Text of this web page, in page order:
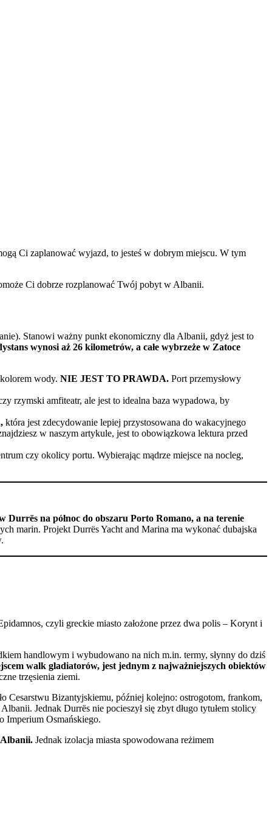
Ci zaplanować wyjazd, to jesteś w dobrym miejscu. W tym
Ci dobrze rozplanować Twój pobyt w Albanii.
Stanowi ważny punkt ekonomiczny dla Albanii, gdyż jest to
wynosi aż 26 kilometrów, a całe wybrzeże w Zatoce
wody. NIE JEST TO PRAWDA. Port przemysłowy
rzymski amfiteatr, ale jest to idealna baza wypadowa, by
która jest zdecydowanie lepiej przystosowana do wakacyjnego
w naszym artykule, jest to obowiązkowa lektura przed
czy okolicy portu. Wybierając mądrze miejsce na nocleg,
Durrës na północ do obszaru Porto Romano, a na terenie
marin. Projekt Durrës Yacht and Marina ma wykonać dubajska
czyli greckie miasto założone przez dwa polis – Korynt i
handlowym i wybudowano na nich m.in. termy, słynny do dziś
walk gladiatorów, jest jednym z najważniejszych obiektów
trzęsienia ziemi.
Cesarstwu Bizantyjskiemu, później kolejno: ostrogotom, frankom,
Jednak Durrës nie pocieszył się zbyt długo tytułem stolicy
Imperium Osmańskiego.
Albanii. Jednak izolacja miasta spowodowana reżimem